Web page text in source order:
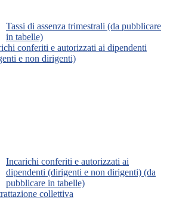
Tassi di assenza trimestrali (da pubblicare
in tabelle)
conferiti e autorizzati ai dipendenti
e non dirigenti)
Incarichi conferiti e autorizzati ai
dipendenti (dirigenti e non dirigenti) (da
pubblicare in tabelle)
collettiva